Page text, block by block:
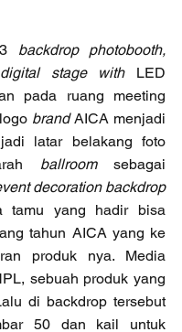
backdrop photobooth,
digital stage with
pada ruang meeting
brand AICA menjadi
latar belakang foto
ballroom sebagai
event decoration backdrop
tamu yang hadir bisa
tahun AICA yang ke
produk nya. Media
sebuah produk yang
di backdrop tersebut
50 dan kail untuk